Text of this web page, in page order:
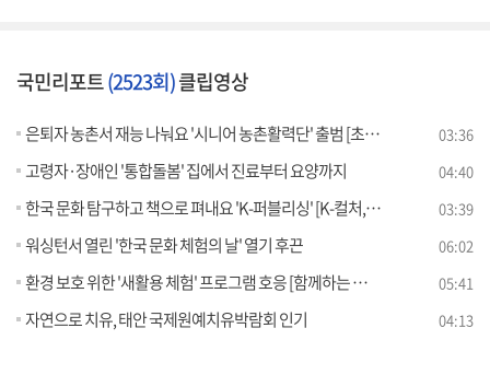
국민리포트(2523회)클립영상
은퇴자 농촌서 재능 나눠요 '시니어 농촌활력단' 출범 [초밀착 정책 라이프] 03:36
고령자·장애인 '통합돌봄' 집에서 진료부터 요양까지 04:40
한국 문화 탐구하고 책으로 펴내요 'K-퍼블리싱' [K-컬처, 세계를 향해] 03:39
워싱턴서 열린 '한국 문화 체험의 날' 열기 후끈 06:02
환경 보호 위한 '새활용 체험' 프로그램 호응 [함께하는 미래, 함께하는 지구] 05:41
자연으로 치유, 태안 국제원예치유박람회 인기 04:13